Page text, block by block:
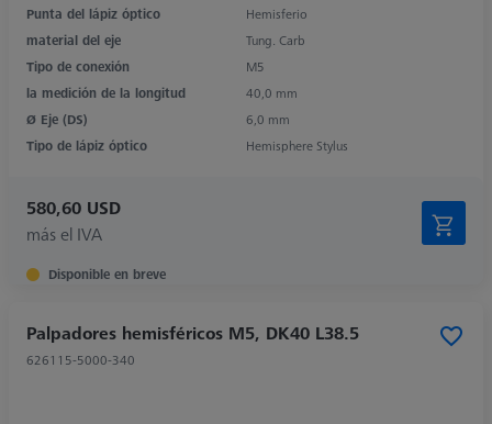
Punta del lápiz óptico
Hemisferio
material del eje
Tung. Carb
Tipo de conexión
M5
la medición de la longitud
40,0 mm
Ø Eje (DS)
6,0 mm
Tipo de lápiz óptico
Hemisphere Stylus
580,60 USD
más el IVA
Disponible en breve
Palpadores hemisféricos M5, DK40 L38.5
626115-5000-340